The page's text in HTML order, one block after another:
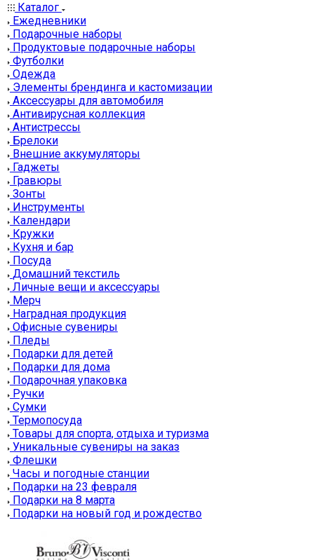
Каталог
Ежедневники
Подарочные наборы
Продуктовые подарочные наборы
Футболки
Одежда
Элементы брендинга и кастомизации
Аксессуары для автомобиля
Антивирусная коллекция
Антистрессы
Брелоки
Внешние аккумуляторы
Гаджеты
Гравюры
Зонты
Инструменты
Календари
Кружки
Кухня и бар
Посуда
Домашний текстиль
Личные вещи и аксессуары
Мерч
Наградная продукция
Офисные сувениры
Пледы
Подарки для детей
Подарки для дома
Подарочная упаковка
Ручки
Сумки
Термопосуда
Товары для спорта, отдыха и туризма
Уникальные сувениры на заказ
Флешки
Часы и погодные станции
Подарки на 23 февраля
Подарки на 8 марта
Подарки на новый год и рождество